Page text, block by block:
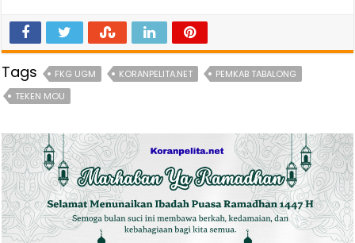
Tags FKG UGM KORANPELITA.NET
PEMKAB TABALONG
TEKEN MOU